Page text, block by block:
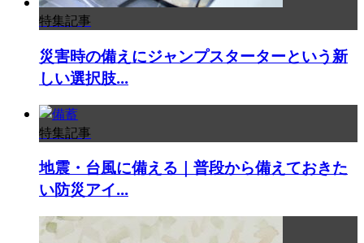
特集記事
災害時の備えにジャンプスターターという新
しい選択肢...
特集記事
地震・台風に備える｜普段から備えておきた
い防災アイ...